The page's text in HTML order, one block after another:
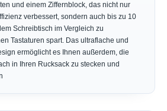
und einem Ziffernblock, das nicht nur
verbessert, sondern auch bis zu 10
Schreibtisch im Vergleich zu
Tastaturen spart. Das ultraflache und
ermöglicht es Ihnen außerdem, die
in Ihren Rucksack zu stecken und